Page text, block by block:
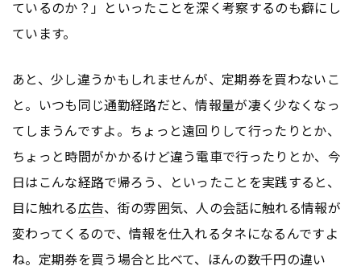
ているのか？」といったことを深く考察するのも癖にし
ています。
あと、少し違うかもしれませんが、定期券を買わないこ
と。いつも同じ通勤経路だと、情報量が凄く少なくなっ
てしまうんですよ。ちょっと遠回りして行ったりとか、
ちょっと時間がかかるけど違う電車で行ったりとか、今
日はこんな経路で帰ろう、といったことを実践すると、
目に触れる広告、街の雰囲気、人の会話に触れる情報が
変わってくるので、情報を仕入れるタネになるんですよ
ね。定期券を買う場合と比べて、ほんの数千円の違い